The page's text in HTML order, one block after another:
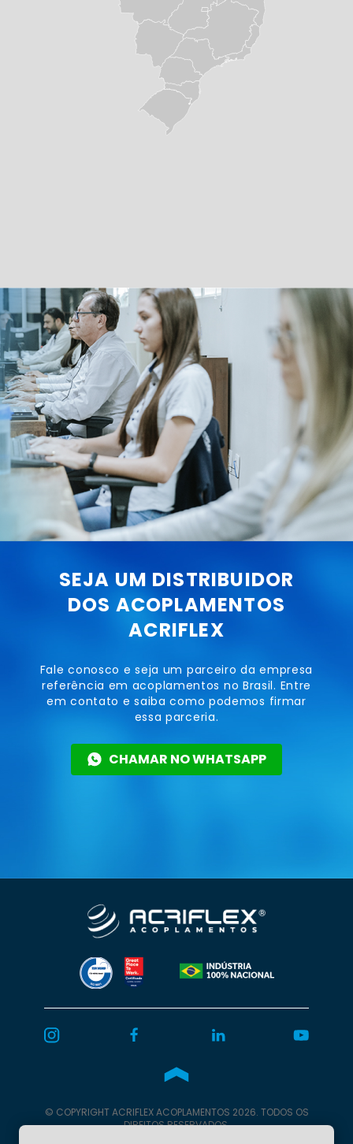
SEJA UM DISTRIBUIDOR
DOS ACOPLAMENTOS
ACRIFLEX
Fale conosco e seja um parceiro da empresa
referência em acoplamentos no Brasil. Entre
em contato e saiba como podemos firmar
essa parceria.
CHAMAR NO WHATSAPP
© COPYRIGHTACRIFLEXACOPLAMENTOS 2026. TODOS OS
DIREITOS RESERVADOS.